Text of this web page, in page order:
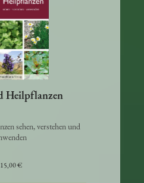
Heilpflanzen
sehen, verstehen und
15,00 €